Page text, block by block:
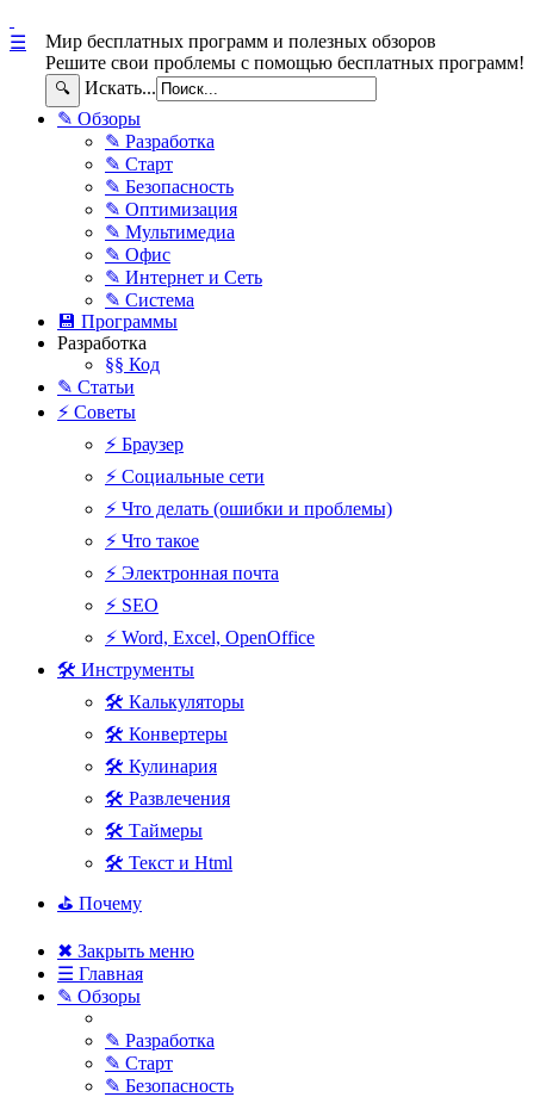
Мир бесплатных программ и полезных обзоров
Решите свои проблемы с помощью бесплатных программ!
🔍 Искать...
☰
✎ Обзоры
✎ Разработка
✎ Старт
✎ Безопасность
✎ Оптимизация
✎ Мультимедиа
✎ Офис
✎ Интернет и Сеть
✎ Система
💾 Программы
Разработка
§§ Код
✎ Статьи
⚡ Советы
⚡ Браузер
⚡ Социальные сети
⚡ Что делать (ошибки и проблемы)
⚡ Что такое
⚡ Электронная почта
⚡ SEO
⚡ Word, Excel, OpenOffice
🛠 Инструменты
🛠 Калькуляторы
🛠 Конвертеры
🛠 Кулинария
🛠 Развлечения
🛠 Таймеры
🛠 Текст и Html
⛳ Почему
✖ Закрыть меню
☰ Главная
✎ Обзоры
✎ Разработка
✎ Старт
✎ Безопасность